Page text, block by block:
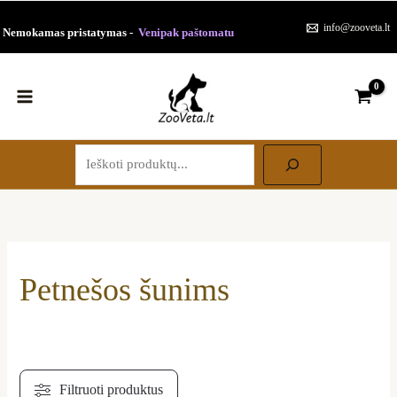
prie
Nemokamas pristatymas - Venipak paštomatu info@zooveta.lt
Petnešos šunims
pagal